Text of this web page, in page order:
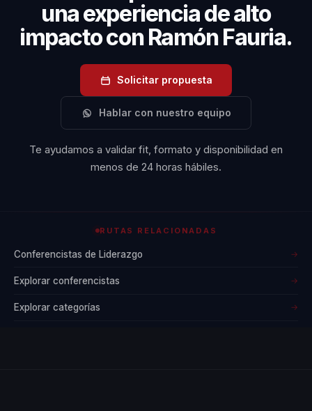
una experiencia de alto
impacto con Ramón Fauria.
Solicitar propuesta
Hablar con nuestro equipo
Te ayudamos a validar fit, formato y disponibilidad en
menos de 24 horas hábiles.
RUTAS RELACIONADAS
Conferencistas de Liderazgo →
Explorar conferencistas →
Explorar categorías →